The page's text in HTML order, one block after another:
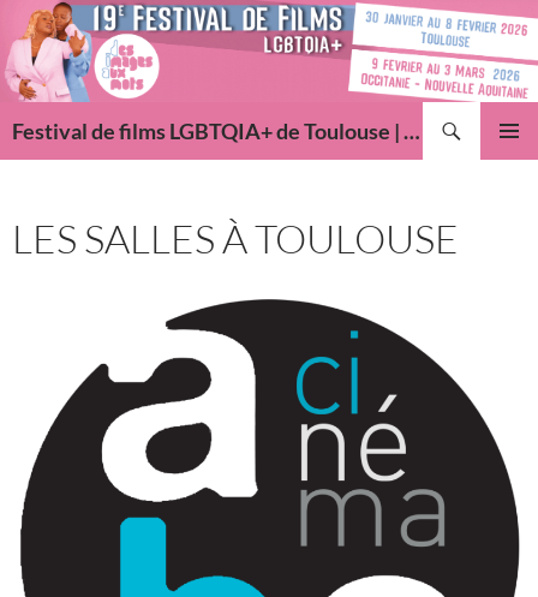
Aller
au
contenu
Festival de films LGBTQIA+ de Toulouse | Des Images Aux Mots
LES SALLES À TOULOUSE